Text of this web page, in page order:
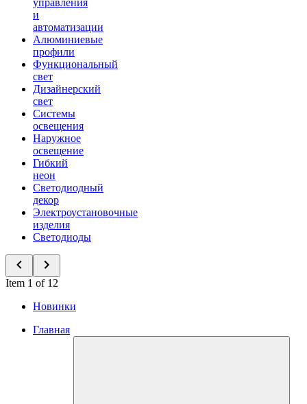
управления
и
автоматизации
Алюминиевые
профили
Функциональный
свет
Дизайнерский
свет
Системы
освещения
Наружное
освещение
Гибкий
неон
Светодиодный
декор
Электроустановочные
изделия
Светодиоды
Item 1 of 12
Новинки
Главная